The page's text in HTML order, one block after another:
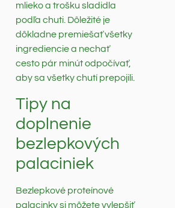
mlieko a trošku sladidla
podľa chuti. Dôležité je
dôkladne premiešať všetky
ingrediencie a nechať
cesto pár minút odpočívať,
aby sa všetky chutí prepojili.
Tipy na
doplnenie
bezlepkových
palaciniek
Bezlepkové proteínové
palacinky si môžete vylepšiť